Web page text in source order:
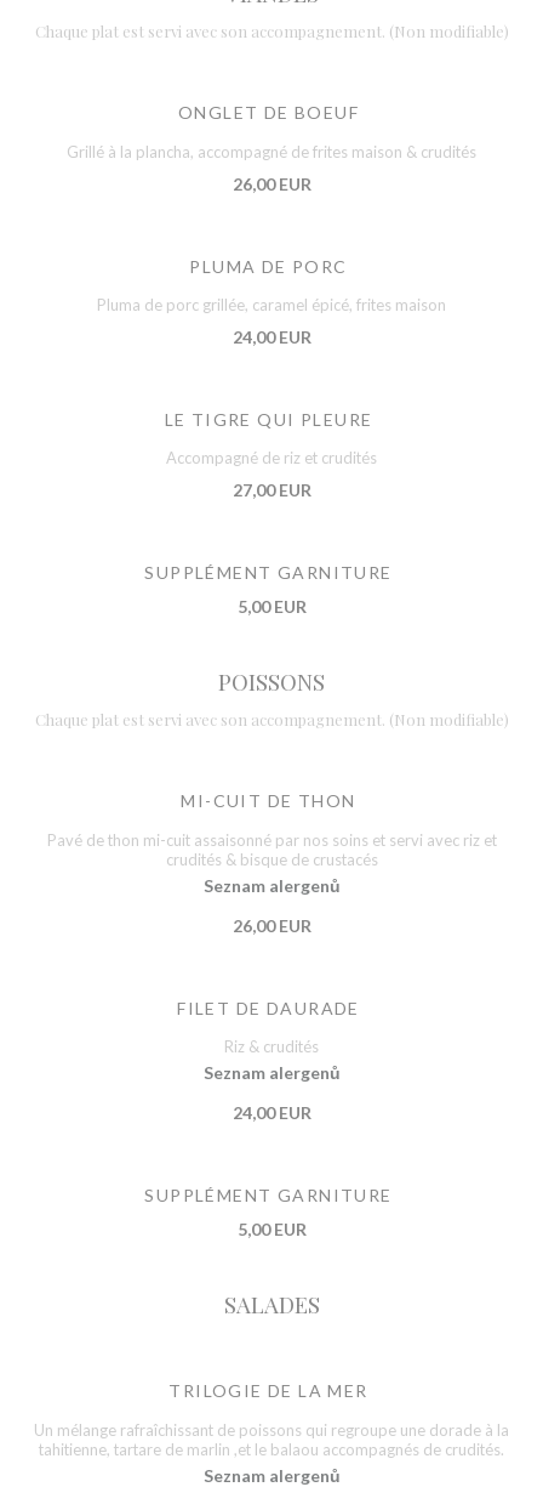
Chaque plat est servi avec son accompagnement. (Non modifiable)
ONGLET DE BOEUF
Grillé à la plancha, accompagné de frites maison & crudités
26,00 EUR
PLUMA DE PORC
Pluma de porc grillée, caramel épicé, frites maison
24,00 EUR
LE TIGRE QUI PLEURE
Accompagné de riz et crudités
27,00 EUR
SUPPLÉMENT GARNITURE
5,00 EUR
POISSONS
Chaque plat est servi avec son accompagnement. (Non modifiable)
MI-CUIT DE THON
Pavé de thon mi-cuit assaisonné par nos soins et servi avec riz et
crudités & bisque de crustacés
Seznam alergenů
26,00 EUR
FILET DE DAURADE
Riz & crudités
Seznam alergenů
24,00 EUR
SUPPLÉMENT GARNITURE
5,00 EUR
SALADES
TRILOGIE DE LA MER
Un mélange rafraîchissant de poissons qui regroupe une dorade à la
tahitienne, tartare de marlin ,et le balaou accompagnés de crudités.
Seznam alergenů